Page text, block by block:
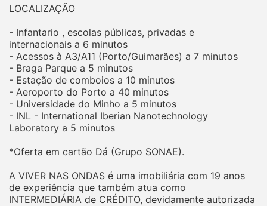
LOCALIZAÇÃO
- Infantario , escolas públicas, privadas e
internacionais a 6 minutos
- Acessos à A3/A11 (Porto/Guimarães) a 7 minutos
- Braga Parque a 5 minutos
- Estação de comboios a 10 minutos
- Aeroporto do Porto a 40 minutos
- Universidade do Minho a 5 minutos
- INL - International Iberian Nanotechnology
Laboratory a 5 minutos
*Oferta em cartão Dá (Grupo SONAE).
A VIVER NAS ONDAS é uma imobiliária com 19 anos
de experiência que também atua como
INTERMEDIÁRIA de CRÉDITO, devidamente autorizada